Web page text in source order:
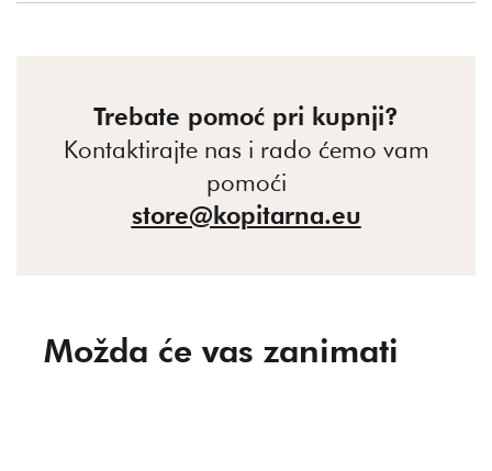
Trebate pomoć pri kupnji?
Kontaktirajte nas i rado ćemo vam
pomoći
store@kopitarna.eu
Možda će vas zanimati